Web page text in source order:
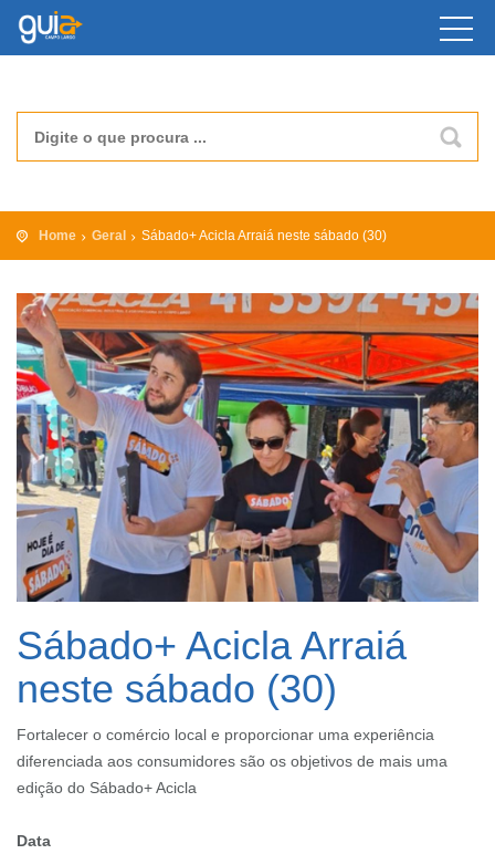
Home Geral Sábado+ Acicla Arraiá neste sábado (30)
Sábado+ Acicla Arraiá
neste sábado (30)
Fortalecer o comércio local e proporcionar uma experiência
diferenciada aos consumidores são os objetivos de mais uma
edição do Sábado+ Acicla
Data